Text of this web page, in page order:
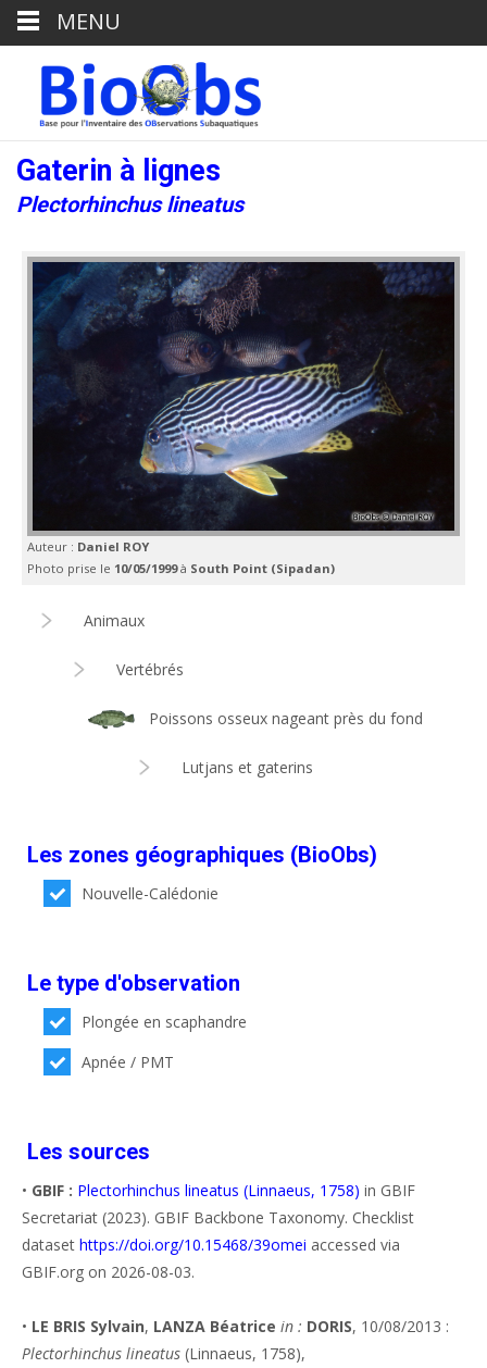
Gaterin à lignes
Plectorhinchus lineatus
Auteur : Daniel ROY
Photo prise le 10/05/1999à South Point (Sipadan)
Animaux
Vertébrés
Poissons osseux nageant près du fond
Lutjans et gaterins
Les zones géographiques (BioObs)
Nouvelle-Calédonie
Le type d'observation
Plongée en scaphandre
Apnée / PMT
Les sources
• GBIF : Plectorhinchus lineatus (Linnaeus, 1758) in GBIF
Secretariat (2023). GBIF Backbone Taxonomy. Checklist
dataset https://doi.org/10.15468/39omei accessed via
GBIF.org on 2026-08-03.
• LE BRIS Sylvain, LANZA Béatrice in : DORIS, 10/08/2013 :
Plectorhinchus lineatus (Linnaeus, 1758),
MENU